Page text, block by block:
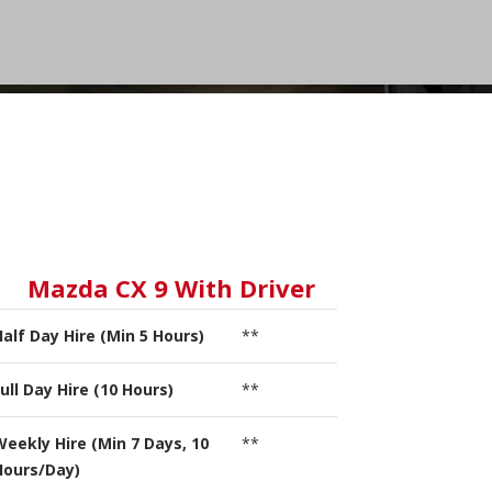
Mazda CX 9 With Driver
Day Hire (Min 5 Hours) **
Day Hire (10 Hours) **
Hire (Min 7 Days, 10
Day)
**